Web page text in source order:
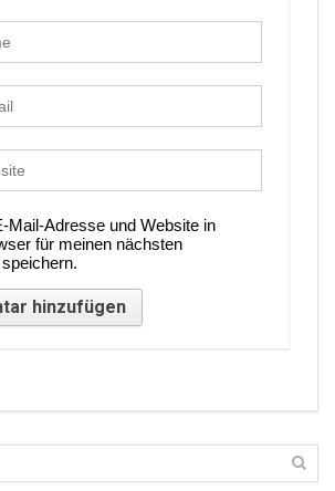
Mail-Adresse und Website in
für meinen nächsten